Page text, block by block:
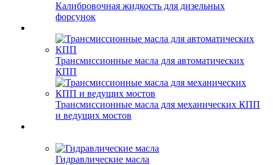
Калибровочная жидкость для дизельных
форсунок
Трансмиссионные масла для автоматических
КПП
Трансмиссионные масла для механических КПП
и ведущих мостов
Гидравлические масла